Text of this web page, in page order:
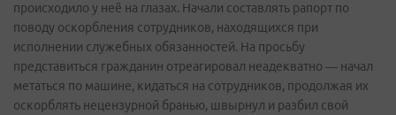
происходило у неё на глазах. Начали составлять рапорт по
поводу оскорбления сотрудников, находящихся при
исполнении служебных обязанностей. На просьбу
представиться гражданин отреагировал неадекватно — начал
метаться по машине, кидаться на сотрудников, продолжая их
оскорблять нецензурной бранью, швырнул и разбил свой